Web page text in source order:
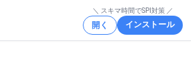
＼ スキマ時間でSPI対策 ／
開く インストール